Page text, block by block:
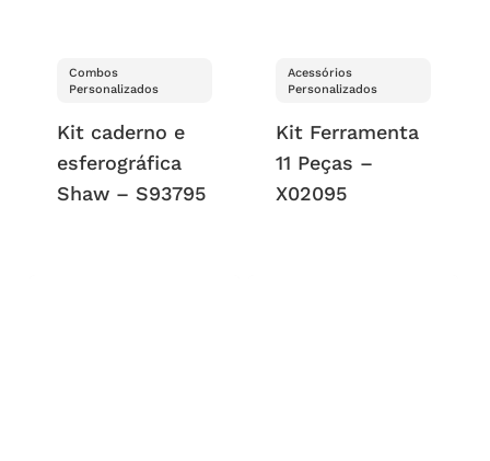
Combos
Personalizados
Kit caderno e
esferográfica
Shaw – S93795
Acessórios
Personalizados
Kit Ferramenta
11 Peças –
X02095